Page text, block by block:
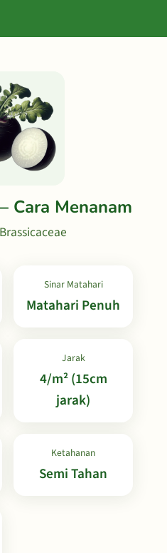
Cara Menanam
Sinar Matahari
Matahari Penuh
Jarak
4/m² (15cm
jarak)
Ketahanan
Semi Tahan